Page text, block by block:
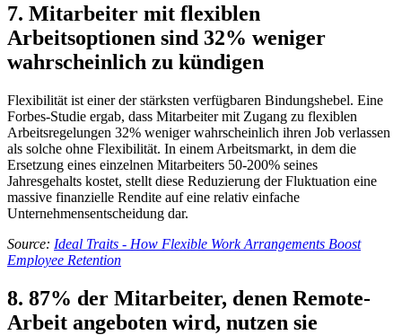
7. Mitarbeiter mit flexiblen
Arbeitsoptionen sind 32% weniger
wahrscheinlich zu kündigen
Flexibilität ist einer der stärksten verfügbaren Bindungshebel. Eine
Forbes-Studie ergab, dass Mitarbeiter mit Zugang zu flexiblen
Arbeitsregelungen 32% weniger wahrscheinlich ihren Job verlassen
als solche ohne Flexibilität. In einem Arbeitsmarkt, in dem die
Ersetzung eines einzelnen Mitarbeiters 50-200% seines
Jahresgehalts kostet, stellt diese Reduzierung der Fluktuation eine
massive finanzielle Rendite auf eine relativ einfache
Unternehmensentscheidung dar.
Source: Ideal Traits - How Flexible Work Arrangements Boost
Employee Retention
8. 87% der Mitarbeiter, denen Remote-
Arbeit angeboten wird, nutzen sie